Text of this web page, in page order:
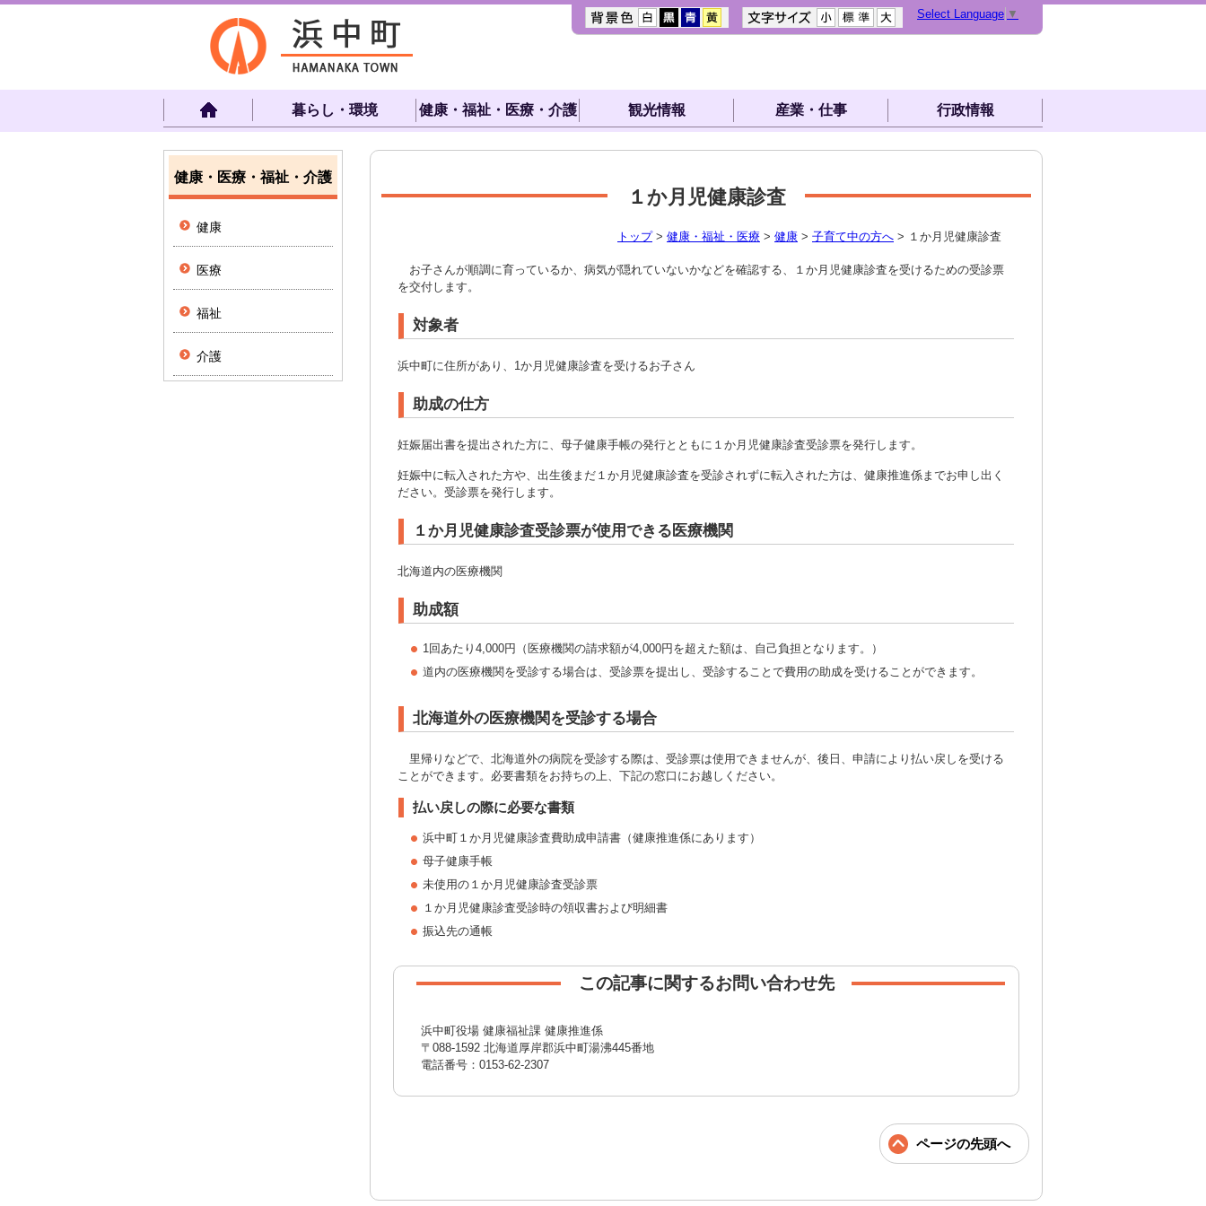
Select Language ▼
暮らし・環境 健康・福祉・医療・介護 観光情報 産業・仕事 行政情報
１か月児健康診査
トップ> 健康・福祉・医療 > 健康 > 子育て中の方へ > １か月児健康診査
お子さんが順調に育っているか、病気が隠れていないかなどを確認する、１か月児健康診査を受けるための受診票
を交付します。
対象者
浜中町に住所があり、1か月児健康診査を受けるお子さん
助成の仕方
妊娠届出書を提出された方に、母子健康手帳の発行とともに１か月児健康診査受診票を発行します。
妊娠中に転入された方や、出生後まだ１か月児健康診査を受診されずに転入された方は、健康推進係までお申し出く
ださい。受診票を発行します。
１か月児健康診査受診票が使用できる医療機関
北海道内の医療機関
助成額
1回あたり4,000円（医療機関の請求額が4,000円を超えた額は、自己負担となります。）
道内の医療機関を受診する場合は、受診票を提出し、受診することで費用の助成を受けることができます。
北海道外の医療機関を受診する場合
里帰りなどで、北海道外の病院を受診する際は、受診票は使用できませんが、後日、申請により払い戻しを受ける
ことができます。必要書類をお持ちの上、下記の窓口にお越しください。
払い戻しの際に必要な書類
浜中町１か月児健康診査費助成申請書（健康推進係にあります）
母子健康手帳
未使用の１か月児健康診査受診票
１か月児健康診査受診時の領収書および明細書
振込先の通帳
この記事に関するお問い合わせ先
浜中町役場 健康福祉課 健康推進係
〒088-1592 北海道厚岸郡浜中町湯沸445番地
電話番号：0153-62-2307
ページの先頭へ
健康・医療・福祉・介護
健康
医療
福祉
介護